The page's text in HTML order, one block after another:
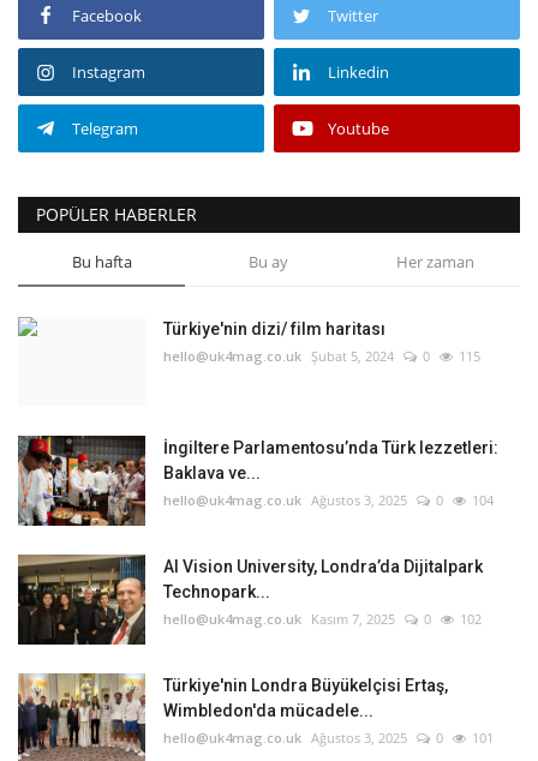
Facebook Twitter
Instagram Linkedin
Telegram Youtube
POPÜLER HABERLER
Bu hafta Bu ay Her zaman
Türkiye'nin dizi/ film haritası
hello@uk4mag.co.uk Şubat 5, 2024 0 115
İngiltere Parlamentosu’nda Türk lezzetleri:
Baklava ve...
hello@uk4mag.co.uk Ağustos 3, 2025 0 104
AI Vision University, Londra’da Dijitalpark
Technopark...
hello@uk4mag.co.uk Kasım 7, 2025 0 102
Türkiye'nin Londra Büyükelçisi Ertaş,
Wimbledon'da mücadele...
hello@uk4mag.co.uk Ağustos 3, 2025 0 101